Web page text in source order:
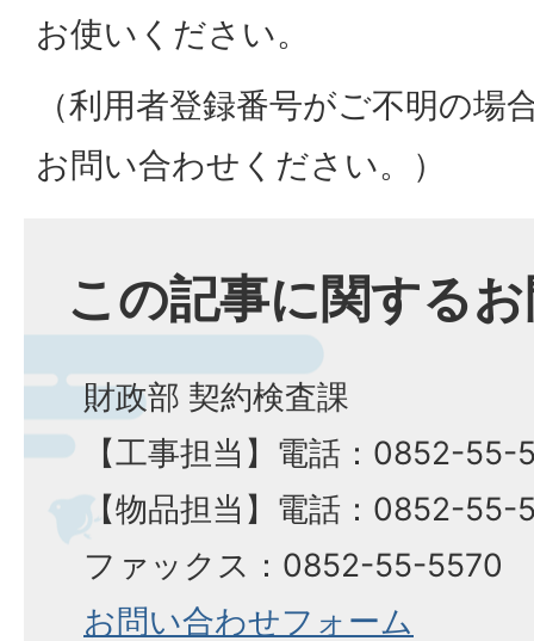
お使いください。
（利用者登録番号がご不明の場
お問い合わせください。）
この記事に関する
財政部 契約検査課
【工事担当】電話：0852-55-
【物品担当】電話：0852-55-
ファックス：0852-55-5570
お問い合わせフォーム